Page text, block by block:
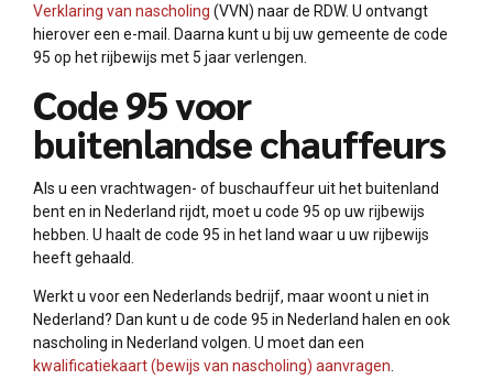
Verklaring van nascholing (VVN) naar de RDW. U ontvangt
hierover een e-mail. Daarna kunt u bij uw gemeente de code
95 op het rijbewijs met 5 jaar verlengen.
Code 95 voor
buitenlandse chauffeurs
Als u een vrachtwagen- of buschauffeur uit het buitenland
bent en in Nederland rijdt, moet u code 95 op uw rijbewijs
hebben. U haalt de code 95 in het land waar u uw rijbewijs
heeft gehaald.
Werkt u voor een Nederlands bedrijf, maar woont u niet in
Nederland? Dan kunt u de code 95 in Nederland halen en ook
nascholing in Nederland volgen. U moet dan een
kwalificatiekaart (bewijs van nascholing) aanvragen